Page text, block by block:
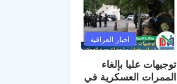
اخبار العراقية
توجيهات عليا بإلغاء
الممرات العسكرية في